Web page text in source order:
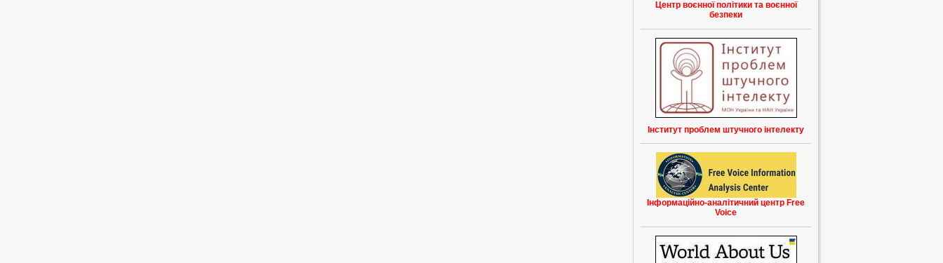
Центр воєнної політики та воєнної
безпеки
Інститут проблем штучного інтелекту
Інформаційно-аналітичний центр Free
Voice